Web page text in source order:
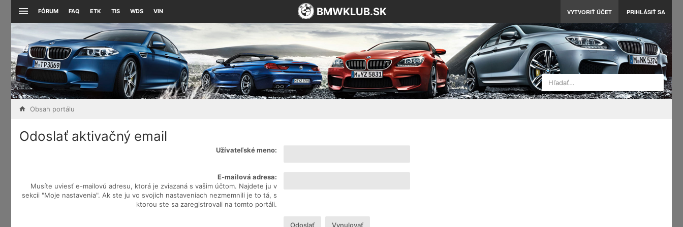
FÓRUM FAQ ETK TIS WDS VIN VYTVORIŤ ÚČET PRIHLÁSIŤ SA
BMWKLUB.SK
Hľadať…
Obsah portálu
Odoslať aktivačný email
Užívateľské meno:
E-mailová adresa:
Musíte uviesť e-mailovú adresu, ktorá je zviazaná s vašim účtom. Najdete ju v
sekcii "Moje nastavenia". Ak ste ju vo svojich nastaveniach nezmemnili je to tá, s
ktorou ste sa zaregistrovali na tomto portáli.